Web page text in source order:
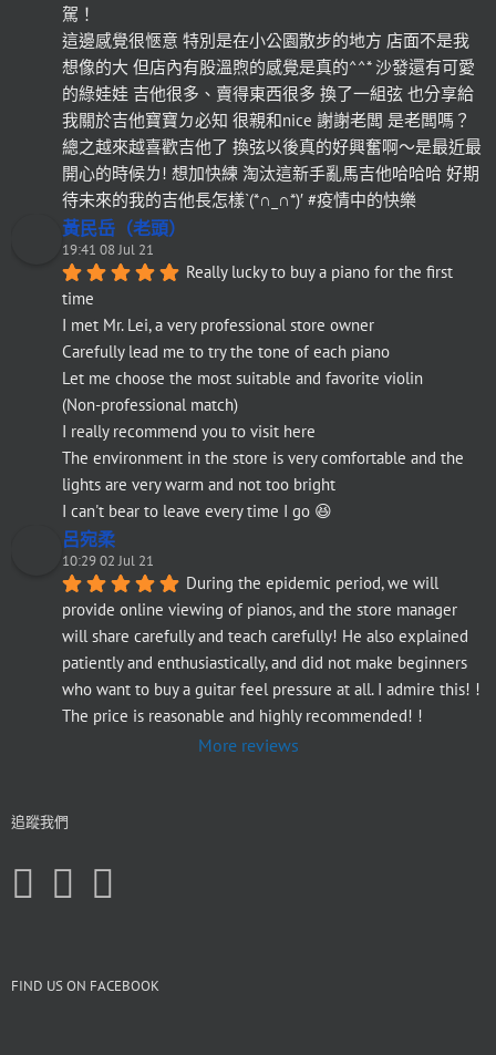
駕！
這邊感覺很愜意 特別是在小公園散步的地方 店面不是我
想像的大 但店內有股溫煦的感覺是真的^^* 沙發還有可愛
的綠娃娃 吉他很多、賣得東西很多 換了一組弦 也分享給
我關於吉他寶寶ㄉ必知 很親和nice 謝謝老闆 是老闆嗎？
總之越來越喜歡吉他了 換弦以後真的好興奮啊～是最近最
開心的時候ㄌ! 想加快練 淘汰這新手亂馬吉他哈哈哈 好期
待未來的我的吉他長怎樣`(*∩_∩*)′ #疫情中的快樂
黃民岳（老頭）
19:41 08 Jul 21
Really lucky to buy a piano for the first
time
I met Mr. Lei, a very professional store owner
Carefully lead me to try the tone of each piano
Let me choose the most suitable and favorite violin
(Non-professional match)
I really recommend you to visit here
The environment in the store is very comfortable and the
lights are very warm and not too bright
I can't bear to leave every time I go 😆
呂宛柔
10:29 02 Jul 21
During the epidemic period, we will
provide online viewing of pianos, and the store manager
will share carefully and teach carefully! He also explained
patiently and enthusiastically, and did not make beginners
who want to buy a guitar feel pressure at all. I admire this! !
The price is reasonable and highly recommended! !
More reviews
追蹤我們
FIND US ON FACEBOOK